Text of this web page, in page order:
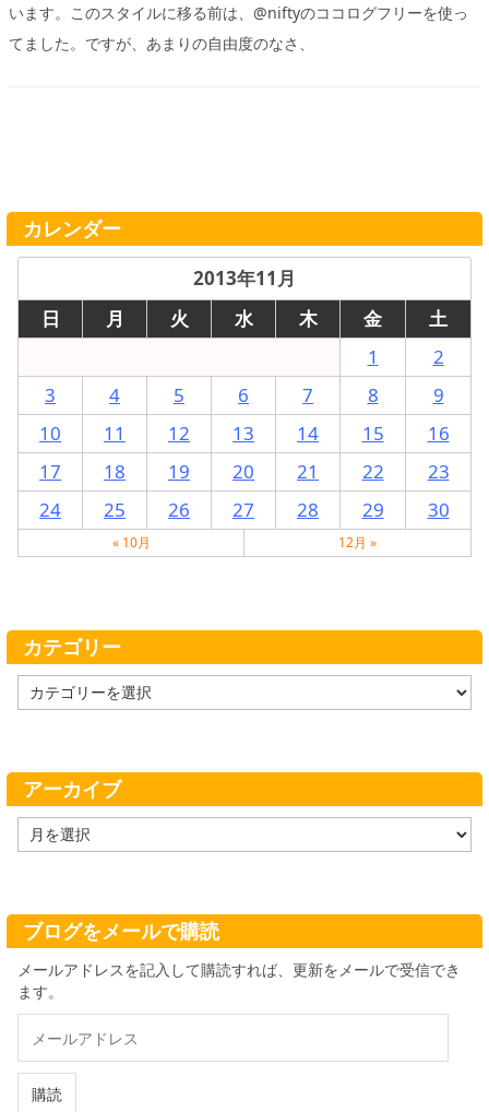
います。このスタイルに移る前は、@niftyのココログフリーを使っ
てました。ですが、あまりの自由度のなさ、
カレンダー
2013年11月
日
月 火 水 木 金
土
1
2
3
4 5 6 7 8
9
10
11 12 13 14 15
16
17
18 19 20 21 22
23
24
25 26 27 28 29 30
« 10月 12月 »
カテゴリー
テ
ー
アーカイブ
ー
ブ
ブログをメールで購読
メールアドレスを記入して購読すれば、更新をメールで受信でき
ます。
ル
購読